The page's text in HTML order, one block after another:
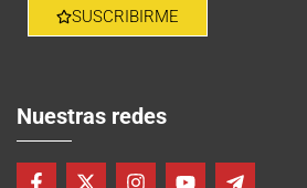
SUSCRIBIRME
Nuestras redes
F X I Y T